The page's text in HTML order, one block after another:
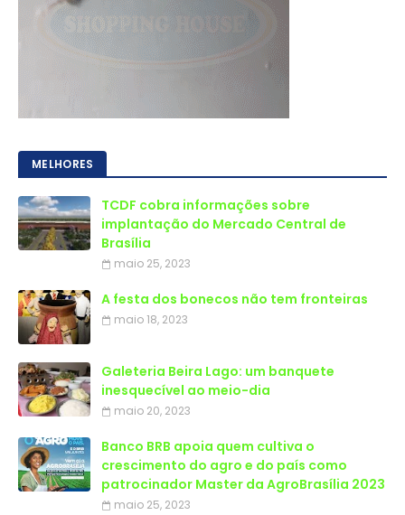
MELHORES
TCDF cobra informações sobre
implantação do Mercado Central de
Brasília
maio 25, 2023
A festa dos bonecos não tem fronteiras
maio 18, 2023
Galeteria Beira Lago: um banquete
inesquecível ao meio-dia
maio 20, 2023
Banco BRB apoia quem cultiva o
crescimento do agro e do país como
patrocinador Master da AgroBrasília 2023
maio 25, 2023